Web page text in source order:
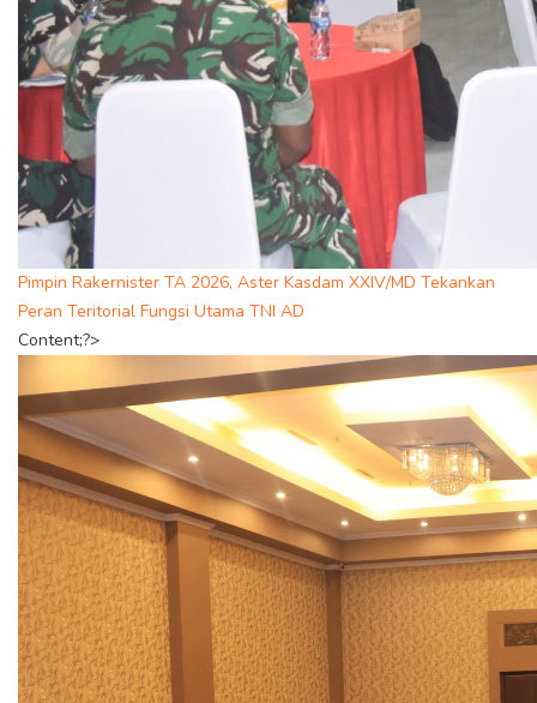
Pimpin Rakernister TA 2026, Aster Kasdam XXIV/MD Tekankan
Peran Teritorial Fungsi Utama TNI AD
Content;?>